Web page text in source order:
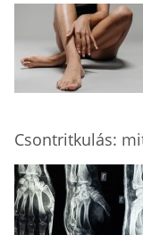
Csontritkulás: